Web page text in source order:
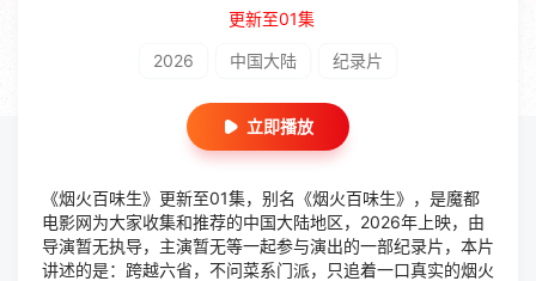
更新至01集
2026 中国大陆 纪录片
立即播放
《烟火百味生》更新至01集，别名《烟火百味生》，是魔都
电影网为大家收集和推荐的中国大陆地区，2026年上映，由
导演暂无执导，主演暂无等一起参与演出的一部纪录片，本片
讲述的是：跨越六省，不问菜系门派，只追着一口真实的烟火